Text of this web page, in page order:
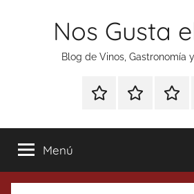
Nos Gusta
Blog de Vinos, Gastronomía
Especial
Tonics
Enoturismo
Gastronomía
Menú